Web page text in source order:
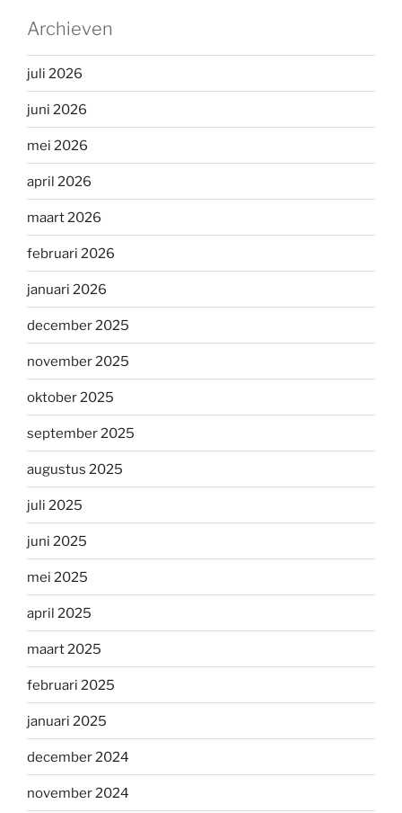
Archieven
juli 2026
juni 2026
mei 2026
april 2026
maart 2026
februari 2026
januari 2026
december 2025
november 2025
oktober 2025
september 2025
augustus 2025
juli 2025
juni 2025
mei 2025
april 2025
maart 2025
februari 2025
januari 2025
december 2024
november 2024